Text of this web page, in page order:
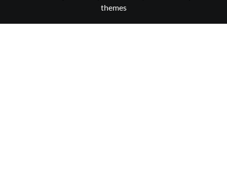
themes